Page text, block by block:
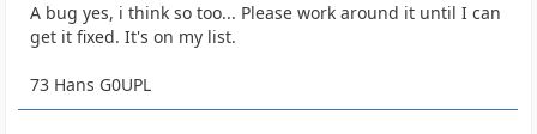
A bug yes, i think so too... Please work around it until I can
get it fixed. It's on my list.
73 Hans G0UPL